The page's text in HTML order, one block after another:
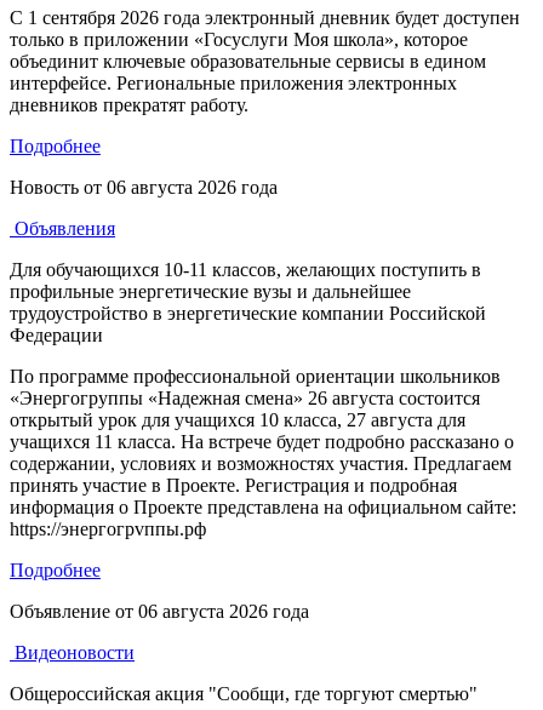
С 1 сентября 2026 года электронный дневник будет доступен
только в приложении «Госуслуги Моя школа», которое
объединит ключевые образовательные сервисы в едином
интерфейсе. Региональные приложения электронных
дневников прекратят работу.
Подробнее
Новость от 06 августа 2026 года
Объявления
Для обучающихся 10-11 классов, желающих поступить в
профильные энергетические вузы и дальнейшее
трудоустройство в энергетические компании Российской
Федерации
По программе профессиональной ориентации школьников
«Энергогруппы «Надежная смена» 26 августа состоится
открытый урок для учащихся 10 класса, 27 августа для
учащихся 11 класса. На встрече будет подробно рассказано о
содержании, условиях и возможностях участия. Предлагаем
принять участие в Проекте. Регистрация и подробная
информация о Проекте представлена на официальном сайте:
https://энергогрvппы.рф
Подробнее
Объявление от 06 августа 2026 года
Видеоновости
Общероссийская акция "Сообщи, где торгуют смертью"